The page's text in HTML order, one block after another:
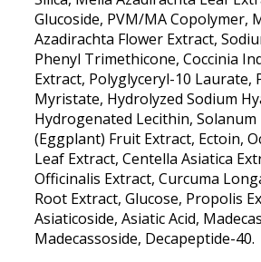
Glucoside, PVM/MA Copolymer,
Azadirachta Flower Extract,
Phenyl Trimethicone, Coccinia
Extract, Polyglyceryl-10 Laurate,
Myristate, Hydrolyzed Sodium
Hydrogenated Lecithin,
(Eggplant) Fruit Extract, Ectoin,
Leaf Extract, Centella Asiatica
Officinalis Extract, Curcuma
Root Extract, Glucose, Propolis
Asiaticoside, Asiatic Acid,
Madecassoside, Decapeptide-40.